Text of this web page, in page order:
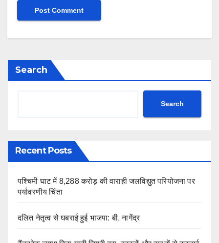
Search
Search
Recent Posts
पश्चिमी घाट में 8,288 करोड़ की वाराही जलविद्युत परियोजना पर
पर्यावरणीय चिंता
दलित नेतृत्व से घबराई हुई भाजपा: बी. नागेंद्र